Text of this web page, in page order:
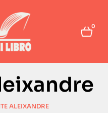
0
ALEIXANDRE